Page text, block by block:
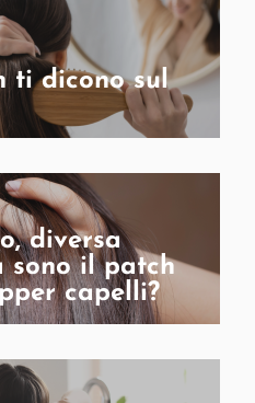
ti dicono sul
diversa
sono il patch
capelli?